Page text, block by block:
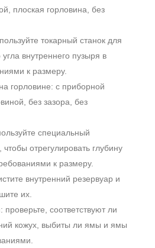
плоская горловина, без
токарный станок для
внутреннего пузыря в
к размеру.
горловине: с приборной
без зазора, без
специальный
отрегулировать глубину
к размеру.
внутренний резервуар и
их.
соответствуют ли
кожух, выбиты ли ямы и ямы